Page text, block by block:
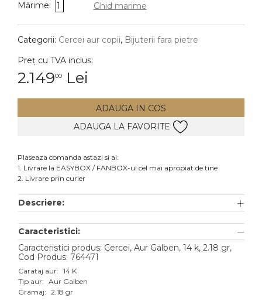
DIAMANTE Vezi toate
Cercei
Accesorii
Aur alb
Aur roz
Aur mixt
Mărime: 1 Ghid marime
Categorii: Cercei aur copii, Bijuterii fara pietre
Preț cu TVA inclus:
2.14900 Lei
ADAUGA IN COS
ADAUGA LA FAVORITE
Plaseaza comanda astazi si ai:
1. Livrare la EASYBOX / FANBOX-ul cel mai apropiat de tine
2. Livrare prin curier
Descriere:
Caracteristici:
Caracteristici produs: Cercei, Aur Galben, 14 k, 2.18 gr,
Cod Produs: 764471
Carataj aur: 14 K
Tip aur: Aur Galben
Gramaj: 2.18 gr